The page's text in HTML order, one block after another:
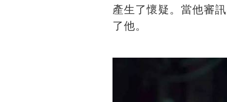
產生了懷疑。當他審
了他。